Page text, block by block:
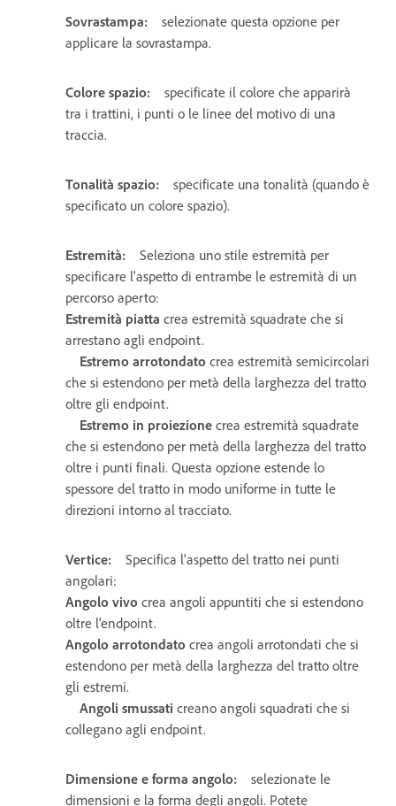
Sovrastampa:
selezionate questa opzione per
applicare la sovrastampa.
Colore spazio:
specificate il colore che apparirà
tra i trattini, i punti o le linee del motivo di una
traccia.
Tonalità spazio:
specificate una tonalità (quando è
specificato un colore spazio).
Estremità:
Seleziona uno stile estremità per
specificare l'aspetto di entrambe le estremità di un
percorso aperto:
Estremità piatta crea estremità squadrate che si
arrestano agli endpoint.
Estremo arrotondato crea estremità semicircolari
che si estendono per metà della larghezza del tratto
oltre gli endpoint.
Estremo in proiezione crea estremità squadrate
che si estendono per metà della larghezza del tratto
oltre i punti finali. Questa opzione estende lo
spessore del tratto in modo uniforme in tutte le
direzioni intorno al tracciato.
Vertice:
Specifica l'aspetto del tratto nei punti
angolari:
Angolo vivo crea angoli appuntiti che si estendono
oltre l'endpoint.
Angolo arrotondato crea angoli arrotondati che si
estendono per metà della larghezza del tratto oltre
gli estremi.
Angoli smussati creano angoli squadrati che si
collegano agli endpoint.
Dimensione e forma angolo:
selezionate le
dimensioni e la forma degli angoli. Potete